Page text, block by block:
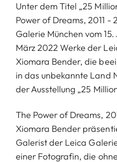
Unter dem Titel „25
Power of Dreams, 2011 -
Galerie München vom 15.
März 2022 Werke der
Xiomara Bender, die
in das unbekannte Land
der Ausstellung „25
The Power of Dreams,
Xiomara Bender
Galerist der Leica
einer Fotografin, die